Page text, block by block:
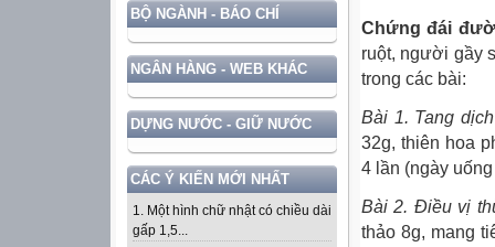
BỘ NGÀNH - BÁO CHÍ
NGÂN HÀNG - WEB KHÁC
DỰNG NƯỚC - GIỮ NƯỚC
CÁC Ý KIẾN MỚI NHẤT
1. Một hình chữ nhật có chiều dài
gấp 1,5...
Chứng đái
ruột, người gầy
trong các bài:
Bài 1. Tang
32g, thiên hoa
4 lần (ngày
Bài 2. Điều vị
thảo 8g, mang